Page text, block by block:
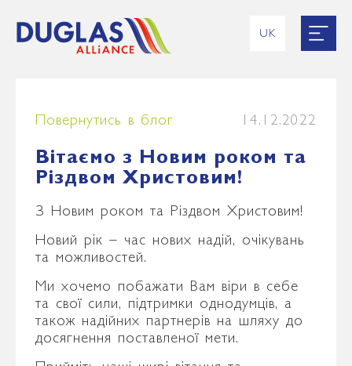
UK
Повернутись в блог 14.12.2022
Вітаємо з Новим роком та
Різдвом Христовим!
З Новим роком та Різдвом Христовим!
Новий рік – час нових надій, очікувань
та можливостей.
Ми хочемо побажати Вам віри в себе
та свої сили, підтримки однодумців, а
також надійних партнерів на шляху до
досягнення поставленої мети.